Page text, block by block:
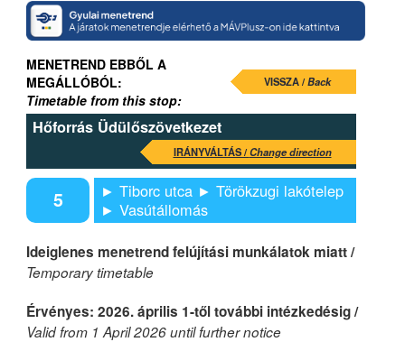
MENETREND EBBŐL A
MEGÁLLÓBÓL:
Timetable from this stop:
VISSZA /Back
Hőforrás Üdülőszövetkezet
IRÁNYVÁLTÁS /Change direction
5
► Tiborc utca ► Törökzugi lakótelep
► Vasútállomás
Ideiglenes menetrend felújítási munkálatok miatt /
Temporary timetable
Érvényes: 2026. április 1-től további intézkedésig /
Valid from 1 April 2026 until further notice